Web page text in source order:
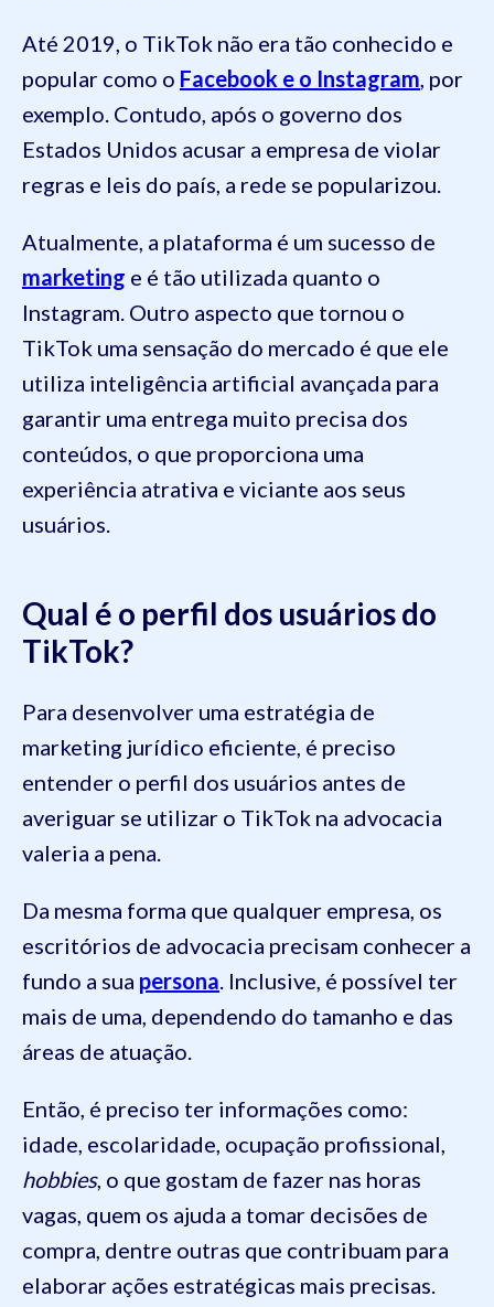
Até 2019, o TikTok não era tão conhecido e
popular como o Facebook e o Instagram , por
exemplo. Contudo, após o governo dos
Estados Unidos acusar a empresa de violar
regras e leis do país, a rede se popularizou.
Atualmente, a plataforma é um sucesso de
marketing e é tão utilizada quanto o
Instagram. Outro aspecto que tornou o
TikTok uma sensação do mercado é que ele
utiliza inteligência artificial avançada para
garantir uma entrega muito precisa dos
conteúdos, o que proporciona uma
experiência atrativa e viciante aos seus
usuários.
Qual é o perfil dos usuários do
TikTok?
Para desenvolver uma estratégia de
marketing jurídico eficiente, é preciso
entender o perfil dos usuários antes de
averiguar se utilizar o TikTok na advocacia
valeria a pena.
Da mesma forma que qualquer empresa, os
escritórios de advocacia precisam conhecer a
fundo a sua persona . Inclusive, é possível ter
mais de uma, dependendo do tamanho e das
áreas de atuação.
Então, é preciso ter informações como:
idade, escolaridade, ocupação profissional,
hobbies, o que gostam de fazer nas horas
vagas, quem os ajuda a tomar decisões de
compra, dentre outras que contribuam para
elaborar ações estratégicas mais precisas.